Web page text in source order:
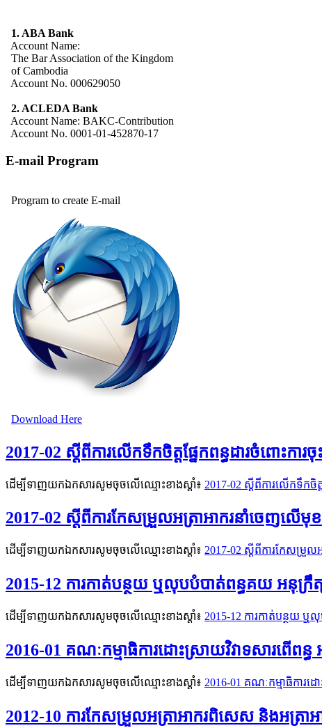
1. ABA Bank
Account Name:
The Bar Association of the Kingdom
of Cambodia
Account No. 000629050
2. ACLEDA Bank
Account Name: BAKC-Contribution
Account No. 0001-01-452870-17
E-mail Program
Program to create E-mail
Download Here
2017-02 ស្តីពីការលើកទឹកចិត្តផ្នែកពន្ធដារចំពោះកា
ដើម្បីទាញយកឯកសារសូមចុចលើឈ្មោះខាងស្តាំ៖ 2017-02 ស្តីពីការលើកទឹកចិត្
2017-02 ស្តីពីការកែសម្រួលអត្រាអាករនាំចេញល
ដើម្បីទាញយកឯកសារសូមចុចលើឈ្មោះខាងស្តាំ៖ 2017-02 ស្តីពីការកែសម្រួ
2015-12 ការកាត់បន្ថយ ឬលុបបំបាត់ពន្ធគយ អនុក្រឹ
ដើម្បីទាញយកឯកសារសូមចុចលើឈ្មោះខាងស្តាំ៖ 2015-12 ការកាត់បន្ថយ ឬ
2016-01 គណៈកម្មាធិការដោះស្រាយវិវាទសារពើពន្
ដើម្បីទាញយកឯកសារសូមចុចលើឈ្មោះខាងស្តាំ៖ 2016-01 គណៈកម្មាធិការដ
2012-10 ការកែសម្រួលអត្រាអាករពិសេស និងអត្